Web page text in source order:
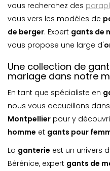
vous recherchez des
vous vers les modèles de
de berger. Expert gants de
vous propose une large d'
Une collection de
mariage dans notre
En tant que spécialiste en
nous vous accueillons
Montpellier pour y
homme et gants pour
La ganterie est un univers
Bérénice, expert gants de